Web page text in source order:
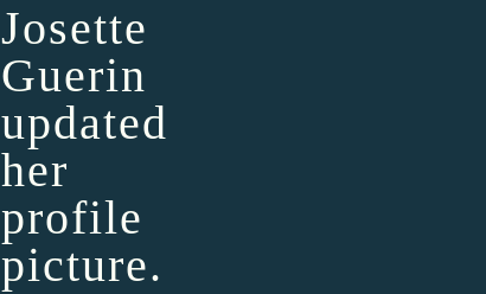
Josette
Guerin
updated
her
profile
picture.